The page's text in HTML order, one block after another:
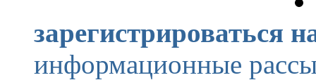
зарегистрироваться
информационные